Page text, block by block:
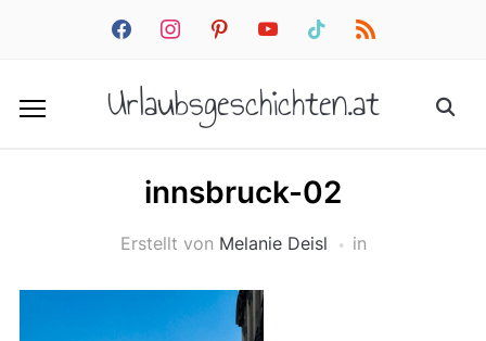
facebookinstagrampinterestyoutube tiktok rss
Urlaubsgeschichten.at
innsbruck-02
Erstellt von Melanie Deisl in